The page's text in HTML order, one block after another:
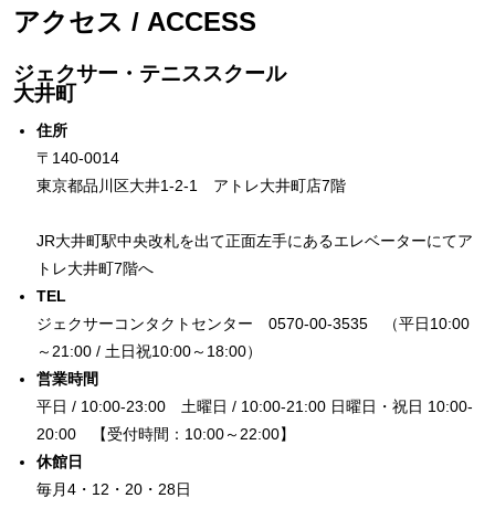
アクセス / ACCESS
ジェクサー・テニススクール
大井町
住所
〒140-0014
東京都品川区大井1-2-1 アトレ大井町店7階
JR大井町駅中央改札を出て正面左手にあるエレベーターにてア
トレ大井町7階へ
TEL
ジェクサーコンタクトセンター 0570-00-3535 （平日10:00
～21:00 / 土日祝10:00～18:00）
営業時間
平日 / 10:00-23:00 土曜日 / 10:00-21:00 日曜日・祝日 10:00-
20:00 【受付時間：10:00～22:00】
休館日
毎月4・12・20・28日